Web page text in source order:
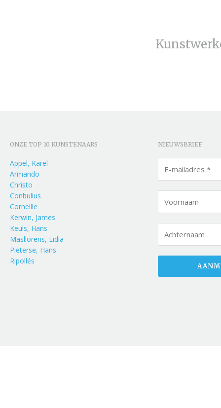
ONZE TOP 10 KUNSTENAARS
Appel, Karel
Armando
Christo
Conbulius
Corneille
Kerwin, James
Keuls, Hans
Masllorens, Lidia
Pieterse, Hans
Ripollés
NIEUWSBRIEF